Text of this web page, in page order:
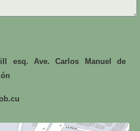
esq. Ave. Carlos Manuel de